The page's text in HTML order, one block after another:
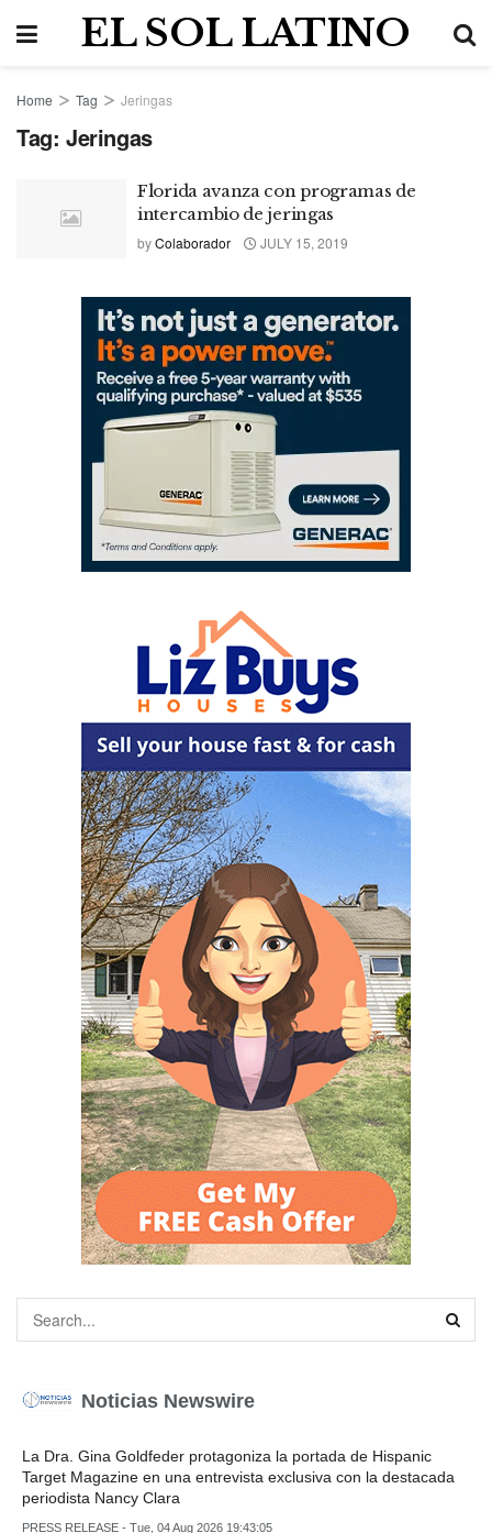
EL SOL LATINO
Home Tag Jeringas
Tag: Jeringas
Florida avanza con programas de
intercambio de jeringas
byColaborador JULY 15, 2019
Noticias Newswire
La Dra. Gina Goldfeder protagoniza la portada de Hispanic
Target Magazine en una entrevista exclusiva con la destacada
periodista Nancy Clara
PRESS RELEASE - Tue, 04 Aug 2026 19:43:05